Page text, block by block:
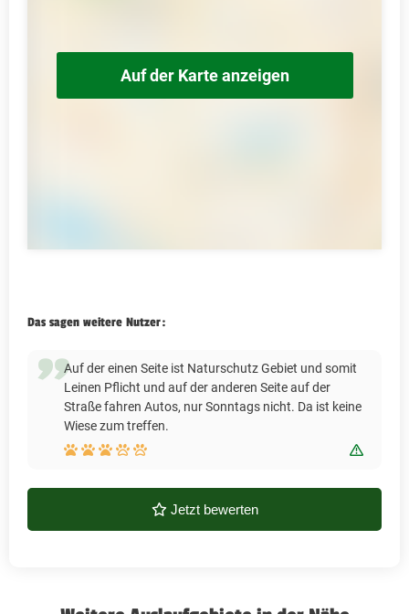
Auf der Karte anzeigen
Das sagen weitere Nutzer:
Auf der einen Seite ist Naturschutz Gebiet und somit
Leinen Pflicht und auf der anderen Seite auf der
Straße fahren Autos, nur Sonntags nicht. Da ist keine
Wiese zum treffen.
Jetzt bewerten